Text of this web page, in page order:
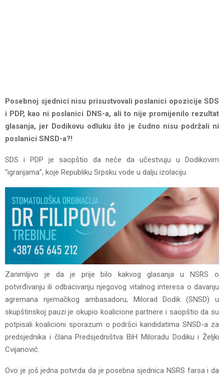
Posebnoj sjednici nisu prisustvovali poslanici opozicije SDS
i PDP, kao ni poslanici DNS-a, ali to nije promijenilo rezultat
glasanja, jer Dodikovu odluku što je čudno nisu podržali ni
poslanici SNSD-a?!
SDS i PDP je saopštio da neće da učestvuju u Dodikovim
“igrarijama”, koje Republiku Srpsku vode u dalju izolaciju.
Zanimljivo je da je prije bilo kakvog glasanja u NSRS o
potvrđivanju ili odbacivanju njegovog vitalnog interesa o davanju
agremana njemačkog ambasadoru, Milorad Dodik (SNSD) u
skupštinskoj pauzi je okupio koalicione partnere i saopštio da su
potpisali koalicioni sporazum o podršci kandidatima SNSD-a za
predsjednika i člana Predsjedništva BiH Miloradu Dodiku i Željki
Cvijanović.
Ovo je još jedna potvrda da je posebna sjednica NSRS farsa i da